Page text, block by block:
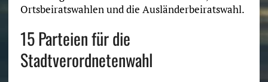
Ortsbeiratswahlen und die Ausländerbeiratswahl.
15 Parteien für die
Stadtverordnetenwahl